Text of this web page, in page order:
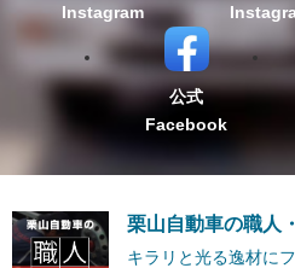
Instagram
公式
Facebook
栗山自動車の職人
キラリと光る逸材に